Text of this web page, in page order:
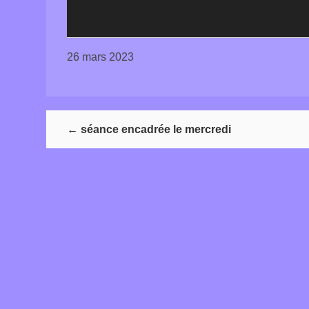
26 mars 2023
←séance encadrée le mercredi